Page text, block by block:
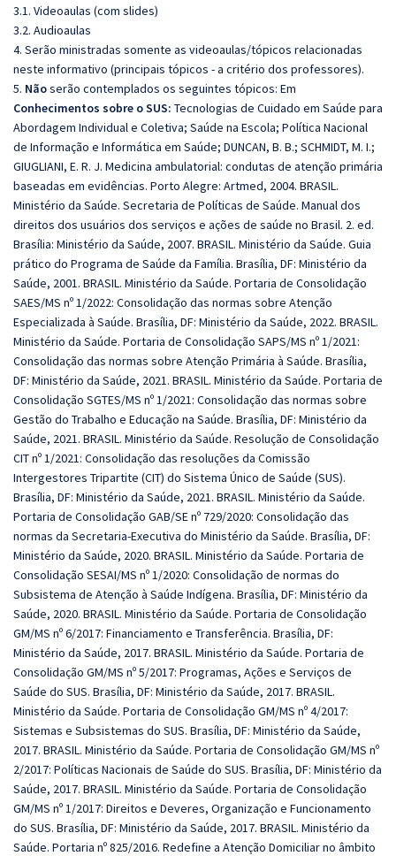
3.1. Videoaulas (com slides)
3.2. Audioaulas
4. Serão ministradas somente as videoaulas/tópicos relacionadas
neste informativo (principais tópicos - a critério dos professores).
5. Nãoserão contemplados os seguintes tópicos: Em
Conhecimentos sobre o SUS: Tecnologias de Cuidado em Saúde para
Abordagem Individual e Coletiva; Saúde na Escola; Política Nacional
de Informação e Informática em Saúde; DUNCAN, B. B.; SCHMIDT, M. I.;
GIUGLIANI, E. R. J. Medicina ambulatorial: condutas de atenção primária
baseadas em evidências. Porto Alegre: Artmed, 2004. BRASIL.
Ministério da Saúde. Secretaria de Políticas de Saúde. Manual dos
direitos dos usuários dos serviços e ações de saúde no Brasil. 2. ed.
Brasília: Ministério da Saúde, 2007. BRASIL. Ministério da Saúde. Guia
prático do Programa de Saúde da Família. Brasília, DF: Ministério da
Saúde, 2001. BRASIL. Ministério da Saúde. Portaria de Consolidação
SAES/MS nº 1/2022: Consolidação das normas sobre Atenção
Especializada à Saúde. Brasília, DF: Ministério da Saúde, 2022. BRASIL.
Ministério da Saúde. Portaria de Consolidação SAPS/MS nº 1/2021:
Consolidação das normas sobre Atenção Primária à Saúde. Brasília,
DF: Ministério da Saúde, 2021. BRASIL. Ministério da Saúde. Portaria de
Consolidação SGTES/MS nº 1/2021: Consolidação das normas sobre
Gestão do Trabalho e Educação na Saúde. Brasília, DF: Ministério da
Saúde, 2021. BRASIL. Ministério da Saúde. Resolução de Consolidação
CIT nº 1/2021: Consolidação das resoluções da Comissão
Intergestores Tripartite (CIT) do Sistema Único de Saúde (SUS).
Brasília, DF: Ministério da Saúde, 2021. BRASIL. Ministério da Saúde.
Portaria de Consolidação GAB/SE nº 729/2020: Consolidação das
normas da Secretaria-Executiva do Ministério da Saúde. Brasília, DF:
Ministério da Saúde, 2020. BRASIL. Ministério da Saúde. Portaria de
Consolidação SESAI/MS nº 1/2020: Consolidação de normas do
Subsistema de Atenção à Saúde Indígena. Brasília, DF: Ministério da
Saúde, 2020. BRASIL. Ministério da Saúde. Portaria de Consolidação
GM/MS nº 6/2017: Financiamento e Transferência. Brasília, DF:
Ministério da Saúde, 2017. BRASIL. Ministério da Saúde. Portaria de
Consolidação GM/MS nº 5/2017: Programas, Ações e Serviços de
Saúde do SUS. Brasília, DF: Ministério da Saúde, 2017. BRASIL.
Ministério da Saúde. Portaria de Consolidação GM/MS nº 4/2017:
Sistemas e Subsistemas do SUS. Brasília, DF: Ministério da Saúde,
2017. BRASIL. Ministério da Saúde. Portaria de Consolidação GM/MS nº
2/2017: Políticas Nacionais de Saúde do SUS. Brasília, DF: Ministério da
Saúde, 2017. BRASIL. Ministério da Saúde. Portaria de Consolidação
GM/MS nº 1/2017: Direitos e Deveres, Organização e Funcionamento
do SUS. Brasília, DF: Ministério da Saúde, 2017. BRASIL. Ministério da
Saúde. Portaria nº 825/2016. Redefine a Atenção Domiciliar no âmbito